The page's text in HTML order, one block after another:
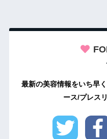
最新の美容情報をいち早
ース/プレス